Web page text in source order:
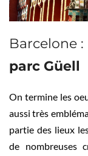
Barcelone
parc Güell
On termine les
aussi très
partie des lieux
de nombreuses